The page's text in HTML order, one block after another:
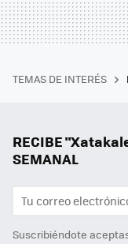
TEMAS DE INTERÉS
RECIBE
SEMANAL
Suscribiéndote